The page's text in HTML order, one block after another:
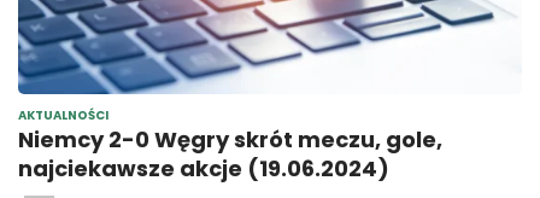
AKTUALNOŚCI
Niemcy 2-0 Węgry skrót meczu, gole,
najciekawsze akcje (19.06.2024)